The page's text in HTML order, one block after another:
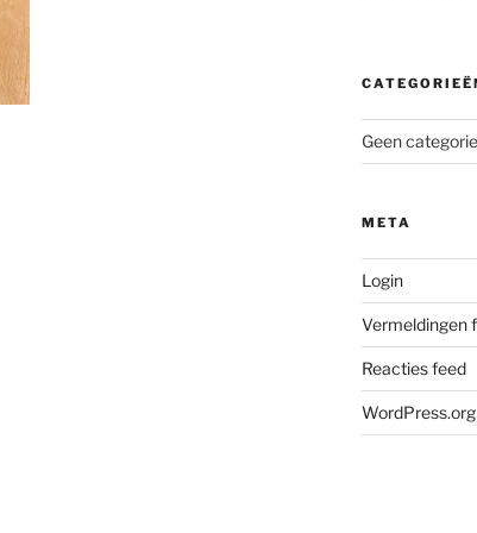
Geen
META
Login
Vermeldingen
Reacties feed
WordPress.org